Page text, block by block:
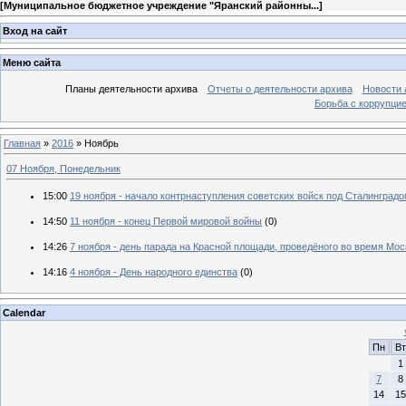
[Муниципальное бюджетное учреждение "Яранский районны...]
Вход на сайт
Меню сайта
Планы деятельности архива Отчеты о деятельности архива
Новости
Борьба с
Главная » 2016 » Ноябрь
07 Ноября, Понедельник
15:00 19 ноября - начало контрнаступления советских войск под
14:50 11 ноября - конец Первой мировой войны (0)
14:26 7 ноября - день парада на Красной площади, проведёного во время
14:16 4 ноября - День народного единства (0)
Calendar
Пн
Вт
1
7
8
14
15